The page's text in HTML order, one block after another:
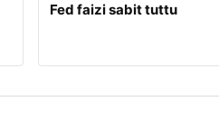
Fed faizi sabit tuttu